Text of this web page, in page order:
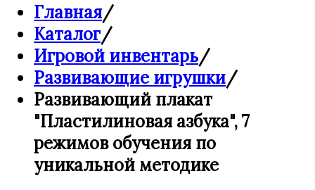
Главная/
Каталог/
Игровой инвентарь/
Развивающие игрушки/
Развивающий плакат
"Пластилиновая азбука", 7
режимов обучения по
уникальной методике